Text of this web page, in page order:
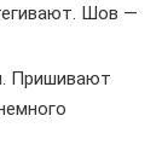
Шов —
Пришивают